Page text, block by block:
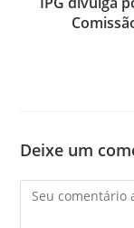
Deixe um